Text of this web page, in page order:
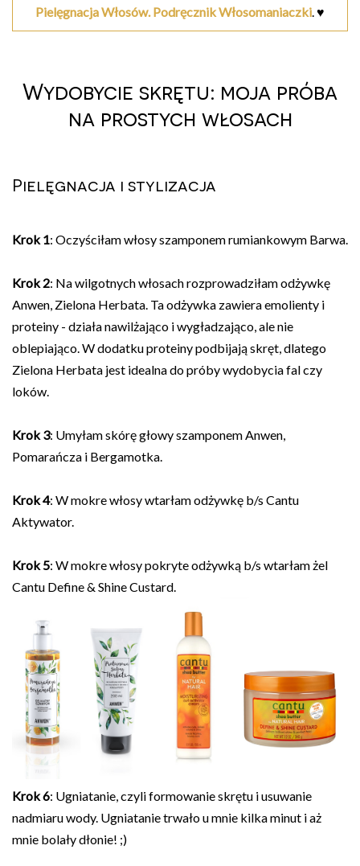
Pielęgnacja Włosów. Podręcznik Włosomaniaczki. ♥
Wydobycie skrętu: moja próba
na prostych włosach
Pielęgnacja i stylizacja
Krok 1: Oczyściłam włosy szamponem rumiankowym Barwa.
Krok 2: Na wilgotnych włosach rozprowadziłam odżywkę
Anwen, Zielona Herbata. Ta odżywka zawiera emolienty i
proteiny - działa nawilżająco i wygładzająco, ale nie
oblepiająco. W dodatku proteiny podbijają skręt, dlatego
Zielona Herbata jest idealna do próby wydobycia fal czy
loków.
Krok 3: Umyłam skórę głowy szamponem Anwen,
Pomarańcza i Bergamotka.
Krok 4: W mokre włosy wtarłam odżywkę b/s Cantu
Aktywator.
Krok 5: W mokre włosy pokryte odżywką b/s wtarłam żel
Cantu Define & Shine Custard.
Krok 6: Ugniatanie, czyli formowanie skrętu i usuwanie
nadmiaru wody. Ugniatanie trwało u mnie kilka minut i aż
mnie bolały dłonie! ;)